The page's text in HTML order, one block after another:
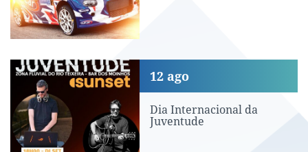
Dia Internacional da Juventude
Dia Internacional da
Juventude
12 ago